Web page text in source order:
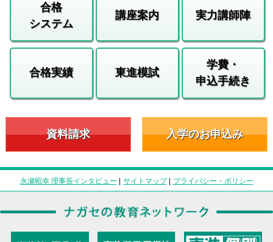
合格
システム
講座案内 実力講師陣
合格実績 東進模試
学費・
申込手続き
資料請求 入学のお申込み
永瀬昭幸 理事長インタビュー | サイトマップ| プライバシー・ポリシー